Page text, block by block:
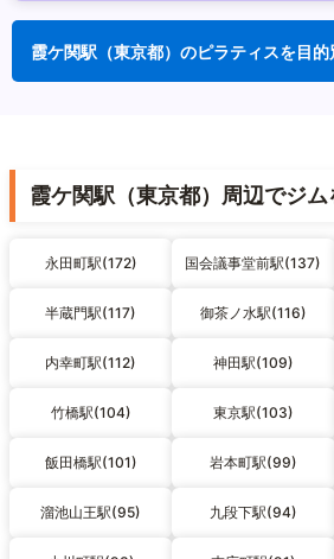
霞ケ関駅（東京都）のピラティスを目的
霞ケ関駅（東京都）周辺でジ
永田町駅(172) 国会議事堂前駅(137)
半蔵門駅(117) 御茶ノ水駅(116)
内幸町駅(112) 神田駅(109)
竹橋駅(104) 東京駅(103)
飯田橋駅(101) 岩本町駅(99)
溜池山王駅(95) 九段下駅(94)